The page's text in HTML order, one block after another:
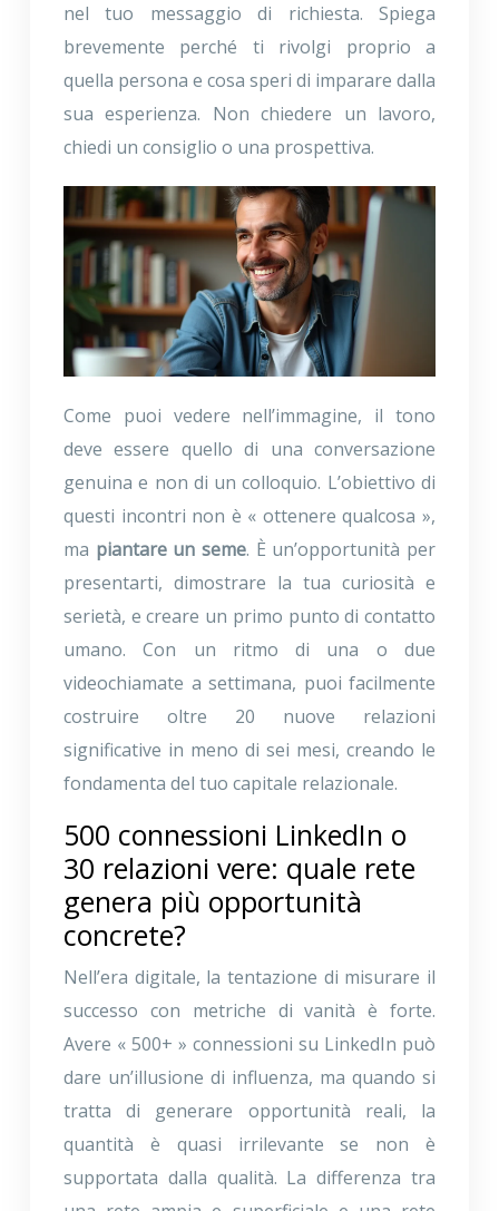
nel tuo messaggio di richiesta. Spiega
brevemente perché ti rivolgi proprio a
quella persona e cosa speri di imparare dalla
sua esperienza. Non chiedere un lavoro,
chiedi un consiglio o una prospettiva.
Come puoi vedere nell’immagine, il tono
deve essere quello di una conversazione
genuina e non di un colloquio. L’obiettivo di
questi incontri non è « ottenere qualcosa »,
ma piantare un seme. È un’opportunità per
presentarti, dimostrare la tua curiosità e
serietà, e creare un primo punto di contatto
umano. Con un ritmo di una o due
videochiamate a settimana, puoi facilmente
costruire oltre 20 nuove relazioni
significative in meno di sei mesi, creando le
fondamenta del tuo capitale relazionale.
500 connessioni LinkedIn o
30 relazioni vere: quale rete
genera più opportunità
concrete?
Nell’era digitale, la tentazione di misurare il
successo con metriche di vanità è forte.
Avere « 500+ » connessioni su LinkedIn può
dare un’illusione di influenza, ma quando si
tratta di generare opportunità reali, la
quantità è quasi irrilevante se non è
supportata dalla qualità. La differenza tra